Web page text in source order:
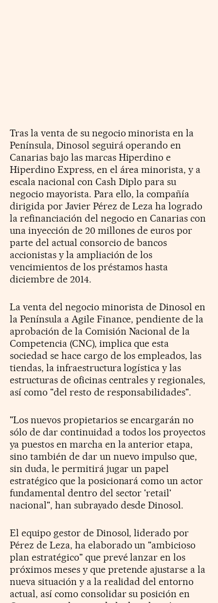
Tras la venta de su negocio minorista en la
Península, Dinosol seguirá operando en
Canarias bajo las marcas Hiperdino e
Hiperdino Express, en el área minorista, y a
escala nacional con Cash Diplo para su
negocio mayorista. Para ello, la compañía
dirigida por Javier Pérez de Leza ha logrado
la refinanciación del negocio en Canarias con
una inyección de 20 millones de euros por
parte del actual consorcio de bancos
accionistas y la ampliación de los
vencimientos de los préstamos hasta
diciembre de 2014.
La venta del negocio minorista de Dinosol en
la Península a Agile Finance, pendiente de la
aprobación de la Comisión Nacional de la
Competencia (CNC), implica que esta
sociedad se hace cargo de los empleados, las
tiendas, la infraestructura logística y las
estructuras de oficinas centrales y regionales,
así como "del resto de responsabilidades".
"Los nuevos propietarios se encargarán no
sólo de dar continuidad a todos los proyectos
ya puestos en marcha en la anterior etapa,
sino también de dar un nuevo impulso que,
sin duda, le permitirá jugar un papel
estratégico que la posicionará como un actor
fundamental dentro del sector 'retail'
nacional", han subrayado desde Dinosol.
El equipo gestor de Dinosol, liderado por
Pérez de Leza, ha elaborado un "ambicioso
plan estratégico" que prevé lanzar en los
próximos meses y que pretende ajustarse a la
nueva situación y a la realidad del entorno
actual, así como consolidar su posición en